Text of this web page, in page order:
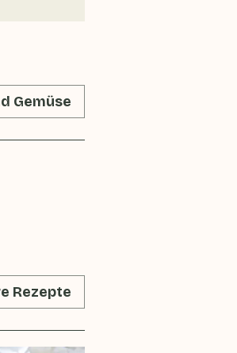
Gemüse
Rezepte